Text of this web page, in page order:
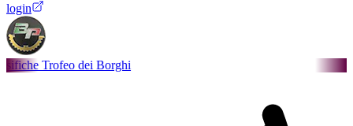
login
dei Borghi